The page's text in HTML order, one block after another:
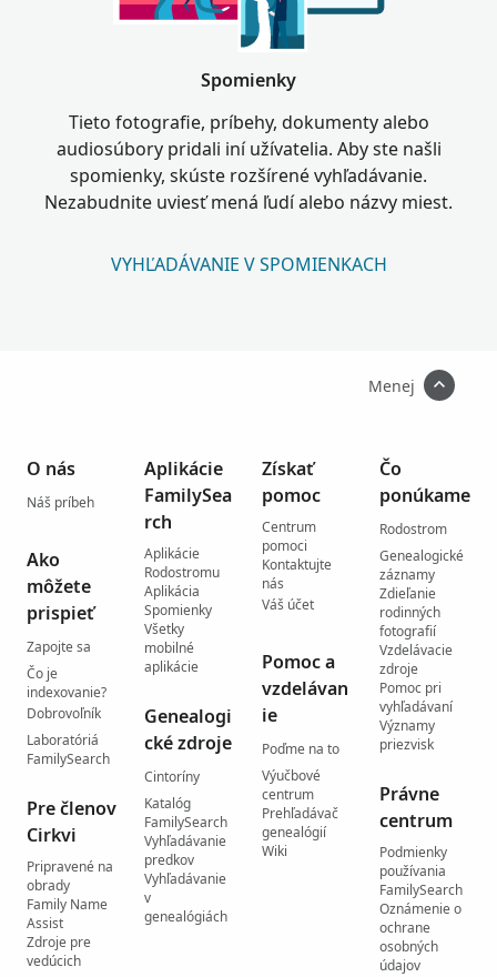
Spomienky
Tieto fotografie, príbehy, dokumenty alebo
audiosúbory pridali iní užívatelia. Aby ste našli
spomienky, skúste rozšírené vyhľadávanie.
Nezabudnite uviesť mená ľudí alebo názvy miest.
VYHĽADÁVANIE V SPOMIENKACH
Menej
O nás
Náš príbeh
Ako
môžete
prispieť
Zapojte sa
Čo je
indexovanie?
Dobrovoľník
Laboratóriá
FamilySearch
Pre členov
Cirkvi
Pripravené na
obrady
Family Name
Assist
Zdroje pre
vedúcich
Aplikácie
FamilySea
rch
Aplikácie
Rodostromu
Aplikácia
Spomienky
Všetky
mobilné
aplikácie
Genealogi
cké zdroje
Cintoríny
Katalóg
FamilySearch
Vyhľadávanie
predkov
Vyhľadávanie
v
genealógiách
Získať
pomoc
Centrum
pomoci
Kontaktujte
nás
Váš účet
Pomoc a
vzdelávan
ie
Poďme na to
Výučbové
centrum
Prehľadávač
genealógií
Wiki
Čo
ponúkame
Rodostrom
Genealogické
záznamy
Zdieľanie
rodinných
fotografií
Vzdelávacie
zdroje
Pomoc pri
vyhľadávaní
Významy
priezvisk
Právne
centrum
Podmienky
používania
FamilySearch
Oznámenie o
ochrane
osobných
údajov